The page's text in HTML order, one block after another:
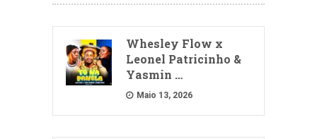
Whesley Flow x
Leonel Patricinho &
Yasmin …
Maio 13, 2026